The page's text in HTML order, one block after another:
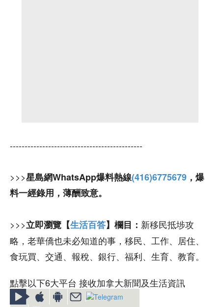
---------------------------------------------
>>>星島網WhatsApp爆料熱線(416)6775679 ，爆
料一經錄用，薄酬致意。
>>>立即瀏覽【生活百答】欄目： 新移民抵埗攻
略，老華僑也未必知道的事，移民、工作、居住、
食玩買、交通、報稅、銀行、福利、生育、教育。
點擊以下6大平台 接收加拿大新聞及生活資訊